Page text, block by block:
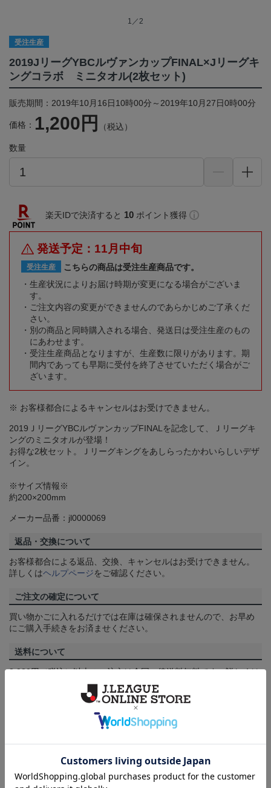
1／2
受注生産
2019JリーグYBCルヴァンカップFINAL×Jリーグキ
ングコラボ ミニタオル(2枚セット)
販売期間：2019年10月16日10時00分～2019年10月27日0時00分
価格： 1,200円 （税込）
数量
楽天IDで決済すると 10 ポイント獲得
発送予定：11月中旬
受注生産
こちらの商品は受注生産商品です。
生産状況によりお届け時期が変更になる場合がございま
す。
ご注文内容の変更ができませんのであらかじめご了承くだ
さい。
別の商品と同時購入される場合、発送日は受注生産のもの
にあわせます。
受注生産商品となりますが、生産数に限りがあります。期
間内であっても早期に受付を終了させていただく場合がご
ざいます。
※ お客様都合によるキャンセルはお受けできません。
2019ＪリーグYBCルヴァンカップFINALを記念して、Ｊリーグキ
ングのミニタオルが登場！
お得な2枚セット。Ｊリーグキングをあしらったかわいらしいデザ
イン。
※サイズ情報※
約200×200mm
メーカー品番：jl0000069
返品・交換について
お客様都合による返品、交換、キャンセルはお受けできません。
詳しくはヘルプページをご確認ください。
ご注文の確定について
買い物かごに入れるだけでは在庫は確保されませんので、お早め
にご購入手続きをお済ませください。
送料について
3,980円（税込）以上のご注文は全国一律送料無料です。詳しくは
をご確認ください。
一部商品はメール便でのお届けとなる場合がございます。詳しく
商品について
【カラーについて】